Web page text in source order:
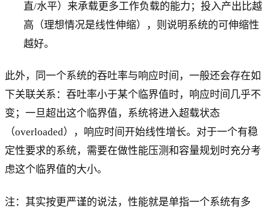
直/水平）来承载更多工作负载的能力；投入产出比越
高（理想情况是线性伸缩），则说明系统的可伸缩性
越好。
此外，同一个系统的吞吐率与响应时间，一般还会存在如
下关联关系：吞吐率小于某个临界值时，响应时间几乎不
变；一旦超出这个临界值，系统将进入超载状态
（overloaded），响应时间开始线性增长。对于一个有稳
定性要求的系统，需要在做性能压测和容量规划时充分考
虑这个临界值的大小。
注：其实按更严谨的说法，性能就是单指一个系统有多